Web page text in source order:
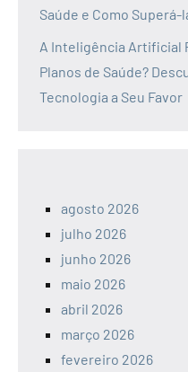
Saúde e Como Superá-
A Inteligência Artificial
Planos de Saúde?
Tecnologia a Seu Favor
agosto 2026
julho 2026
junho 2026
maio 2026
abril 2026
março 2026
fevereiro 2026